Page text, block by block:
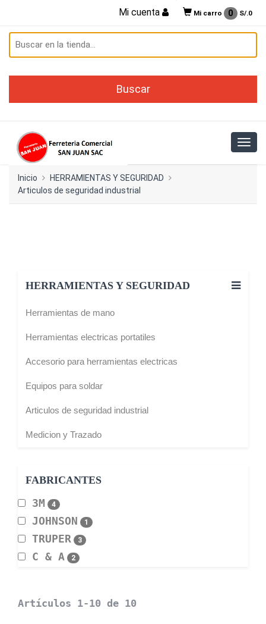
Mi cuenta Mi carro 0 S/.0
Inicio
HERRAMIENTAS Y SEGURIDAD
Articulos de seguridad industrial
HERRAMIENTAS Y SEGURIDAD
Herramientas de mano
Herramientas electricas portatiles
Accesorio para herramientas electricas
Equipos para soldar
Articulos de seguridad industrial
Medicion y Trazado
FABRICANTES
3M 4
JOHNSON 1
TRUPER 3
C & A 2
Artículos 1-10 de 10